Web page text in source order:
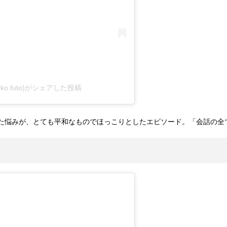
がシェアした投稿
みが、とても平和なものでほっこりとしたエピソード。「会話の